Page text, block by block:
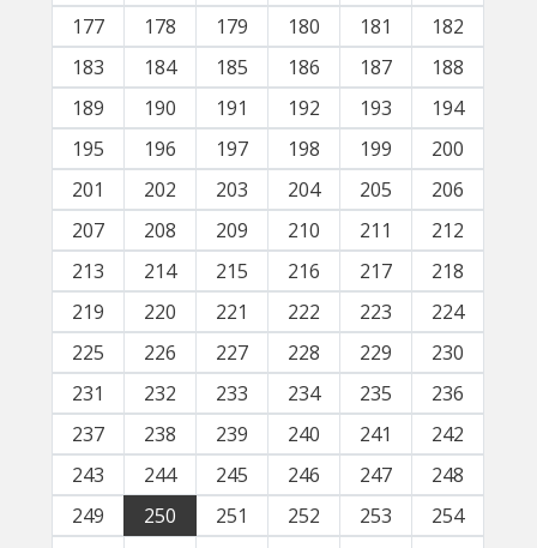
177
178 179 180 181
182
183
184 185 186 187
188
189
190 191 192 193
194
195
196 197 198 199
200
201
202 203 204 205
206
207
208 209 210 211
212
213
214 215 216 217
218
219
220 221 222 223
224
225
226 227 228 229
230
231
232 233 234 235
236
237
238 239 240 241
242
243
244 245 246 247
248
249
250 251 252 253
254